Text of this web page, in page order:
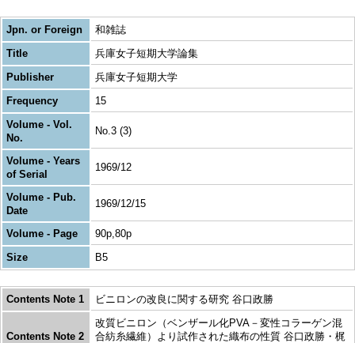
Jpn. or Foreign
和雑誌
Title
兵庫女子短期大学論集
Publisher
兵庫女子短期大学
Frequency
15
Volume - Vol.
No.
No.3 (3)
Volume - Years
of Serial
1969/12
Volume - Pub.
Date
1969/12/15
Volume - Page
90p,80p
Size
B5
Contents Note 1 ビニロンの改良に関する研究 谷口政勝
Contents Note 2
改質ビニロン（ベンザール化PVA－変性コラーゲン混
合紡糸繊維）より試作された織布の性質 谷口政勝・梶